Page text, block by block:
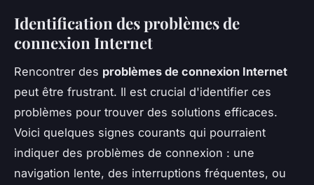
Identification des problèmes de
connexion Internet
Rencontrer des problèmes de connexion Internet
peut être frustrant. Il est crucial d'identifier ces
problèmes pour trouver des solutions efficaces.
Voici quelques signes courants qui pourraient
indiquer des problèmes de connexion : une
navigation lente, des interruptions fréquentes, ou